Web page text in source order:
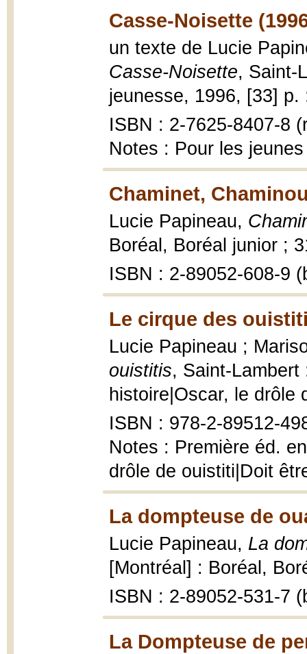
Casse-Noisette
un texte de Lucie
Casse-Noisette, Saint-
jeunesse, 1996, [33]
ISBN : 2-7625-8407-8
Notes : Pour les
Chaminet,
Lucie Papineau,
Boréal, Boréal junior ;
ISBN : 2-89052-608-9
Le cirque des
Lucie Papineau ;
ouistitis, Saint-
histoire|Oscar, le drôle
ISBN : 978-2-89512-
Notes : Première éd.
drôle de ouistiti|Doit
La dompteuse de
Lucie Papineau, La
[Montréal] : Boréal,
ISBN : 2-89052-531-7
La Dompteuse de